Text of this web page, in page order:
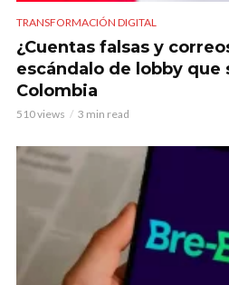
TRANSFORMACIÓN DIGITAL
¿Cuentas falsas y
escándalo de lobby que
Colombia
510 views 3 min read